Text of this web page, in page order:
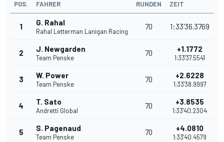
POS. FAHRER RUNDEN ZEIT
1 G. Rahal
Rahal Letterman Lanigan Racing
70 1:33'36.3769
2 J. Newgarden
Team Penske
70 +1.1772
1:33'37.5541
3 W. Power
Team Penske
70 +2.6228
1:33'38.9997
4 T. Sato
Andretti Global
70 +3.8535
1:33'40.2304
5 S. Pagenaud
Team Penske
70 +4.0810
1:33'40.4579